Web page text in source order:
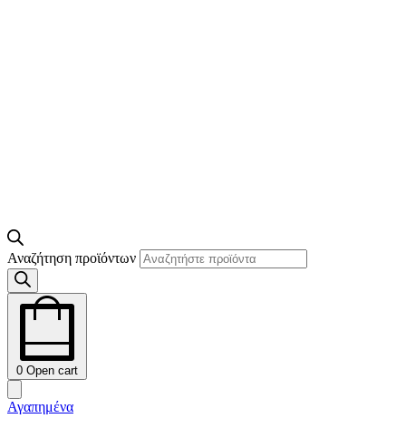
Αναζήτηση προϊόντων
0 Open cart
Αγαπημένα